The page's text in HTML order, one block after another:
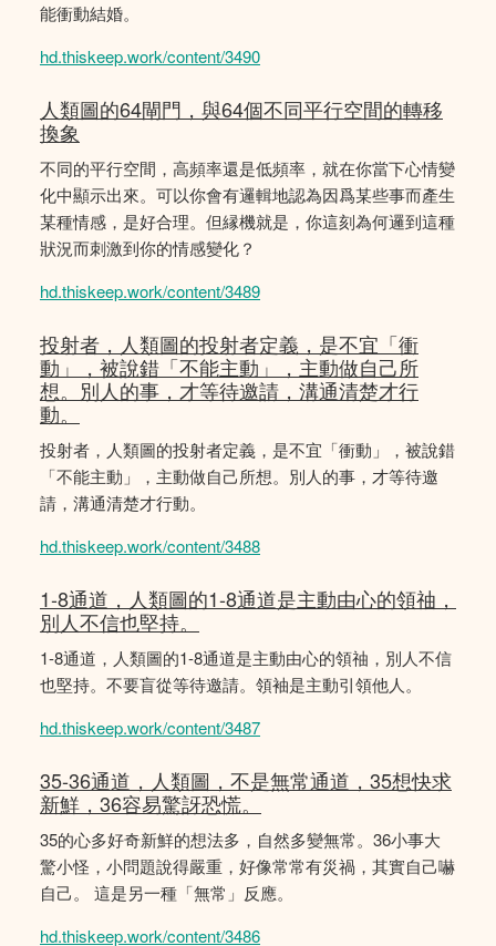
能衝動結婚。
hd.thiskeep.work/content/3490
人類圖的64閘門，與64個不同平行空間的轉移
換象
不同的平行空間，高頻率還是低頻率，就在你當下心情變
化中顯示出來。可以你會有邏輯地認為因爲某些事而產生
某種情感，是好合理。但縁機就是，你這刻為何邏到這種
狀況而刺激到你的情感變化？
hd.thiskeep.work/content/3489
投射者，人類圖的投射者定義，是不宜「衝
動」，被說錯「不能主動」，主動做自己所
想。別人的事，才等待邀請，溝通清楚才行
動。
投射者，人類圖的投射者定義，是不宜「衝動」，被說錯
「不能主動」，主動做自己所想。別人的事，才等待邀
請，溝通清楚才行動。
hd.thiskeep.work/content/3488
1-8通道，人類圖的1-8通道是主動由心的領䄂，
別人不信也堅持。
1-8通道，人類圖的1-8通道是主動由心的領䄂，別人不信
也堅持。不要盲從等待邀請。領袖是主動引領他人。
hd.thiskeep.work/content/3487
35-36通道，人類圖，不是無常通道，35想快求
新鮮，36容易驚訝恐慌。
35的心多好奇新鮮的想法多，自然多變無常。36小事大
驚小怪，小問題說得嚴重，好像常常有災禍，其實自己嚇
自己。 這是另一種「無常」反應。
hd.thiskeep.work/content/3486